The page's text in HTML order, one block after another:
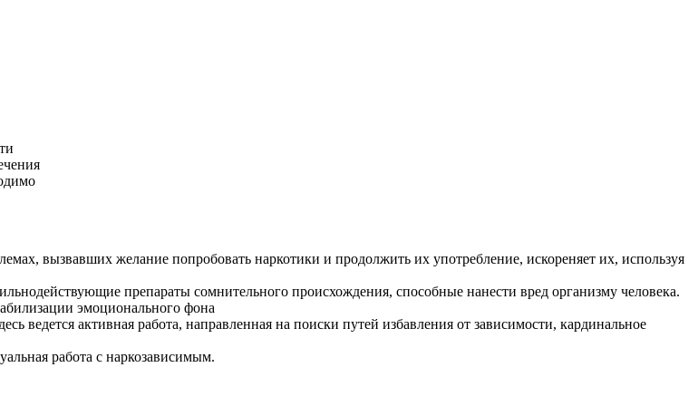
вызвавших желание попробовать наркотики и продолжить их употребление, искореняет их, используя
препараты сомнительного происхождения, способные нанести вред организму человека.
эмоционального фона
ведется активная работа, направленная на поиски путей избавления от зависимости, кардинальное
работа с наркозависимым.